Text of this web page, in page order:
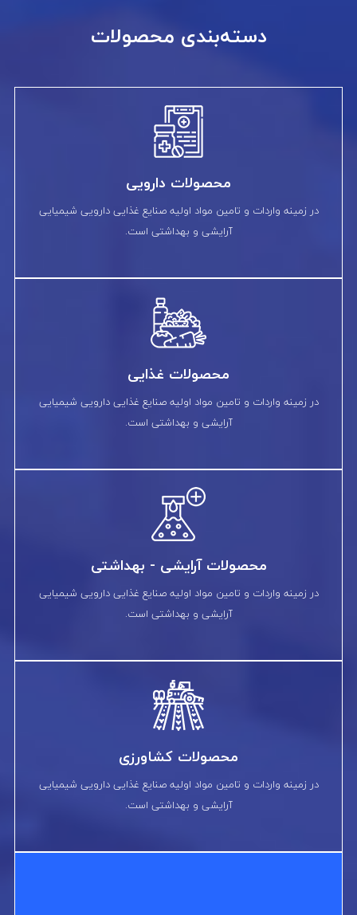
دسته‌بندی محصولات
محصولات دارویی
در زمینه واردات و تامین مواد اولیه صنایع غذایی دارویی شیمیایی
آرایشی و بهداشتی است.
محصولات غذایی
در زمینه واردات و تامین مواد اولیه صنایع غذایی دارویی شیمیایی
آرایشی و بهداشتی است.
محصولات آرایشی - بهداشتی
در زمینه واردات و تامین مواد اولیه صنایع غذایی دارویی شیمیایی
آرایشی و بهداشتی است.
محصولات کشاورزی
در زمینه واردات و تامین مواد اولیه صنایع غذایی دارویی شیمیایی
آرایشی و بهداشتی است.